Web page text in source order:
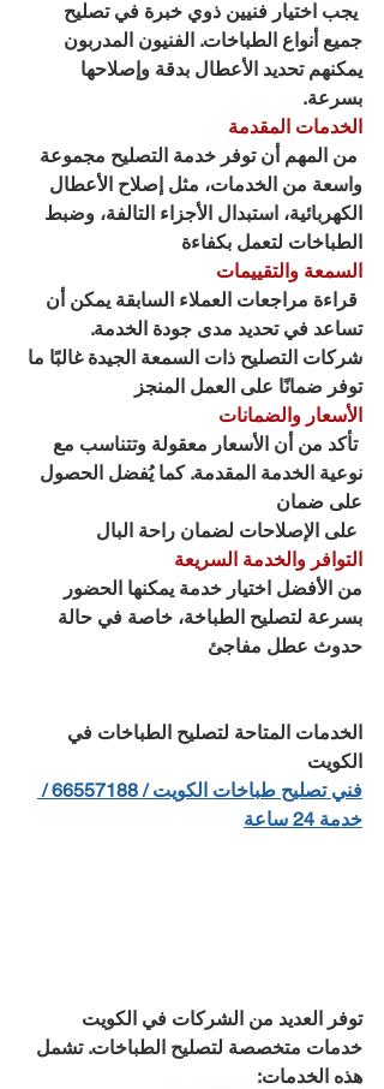
يجب اختيار فنيين ذوي خبرة في تصليح
جميع أنواع الطباخات. الفنيون المدربون
يمكنهم تحديد الأعطال بدقة وإصلاحها
بسرعة.
الخدمات المقدمة
من المهم أن توفر خدمة التصليح مجموعة
واسعة من الخدمات، مثل إصلاح الأعطال
الكهربائية، استبدال الأجزاء التالفة، وضبط
الطباخات لتعمل بكفاءة
السمعة والتقييمات
قراءة مراجعات العملاء السابقة يمكن أن
تساعد في تحديد مدى جودة الخدمة.
شركات التصليح ذات السمعة الجيدة غالبًا ما
توفر ضمانًا على العمل المنجز
الأسعار والضمانات
تأكد من أن الأسعار معقولة وتتناسب مع
نوعية الخدمة المقدمة. كما يُفضل الحصول
على ضمان
على الإصلاحات لضمان راحة البال
التوافر والخدمة السريعة
من الأفضل اختيار خدمة يمكنها الحضور
بسرعة لتصليح الطباخة، خاصة في حالة
حدوث عطل مفاجئ
الخدمات المتاحة لتصليح الطباخات في
الكويت
فني تصليح طباخات الكويت / 66557188 /
خدمة 24 ساعة
توفر العديد من الشركات في الكويت
خدمات متخصصة لتصليح الطباخات. تشمل
هذه الخدمات: